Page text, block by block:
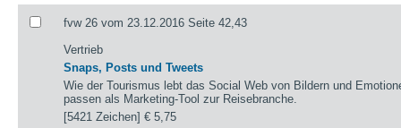
fvw 26 vom 23.12.2016 Seite 42,43
Vertrieb
Snaps, Posts und Tweets
Wie der Tourismus lebt das Social Web von Bildern und
passen als Marketing-Tool zur Reisebranche.
[5421 Zeichen]€ 5,75